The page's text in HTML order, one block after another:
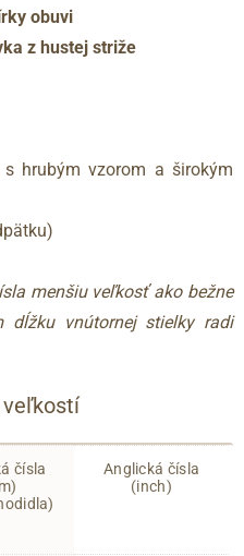
obuvi
z hustej striže
hrubým vzorom a širokým
menšiu veľkosť ako bežne
dĺžku vnútornej stielky radi
čísla
Anglická čísla
(inch)